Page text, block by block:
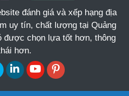
đánh giá và xếp hạng địa
uy tín, chất lượng tại Quảng
được chọn lựa tốt hơn, thông
hơn.